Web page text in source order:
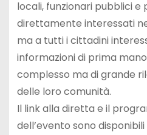
locali, funzionari pubblici e
direttamente interessati
ma a tutti i cittadini
informazioni di prima
complesso ma di grande
delle loro comunità.
Il link alla diretta e il
dell’evento sono